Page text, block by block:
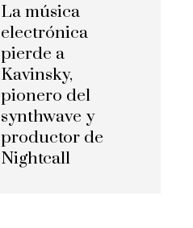
La música
electrónica
pierde a
Kavinsky,
pionero del
synthwave y
productor de
Nightcall